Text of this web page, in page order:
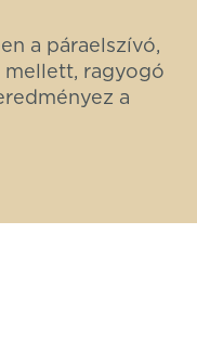
a páraelszívó,
mellett, ragyogó
a